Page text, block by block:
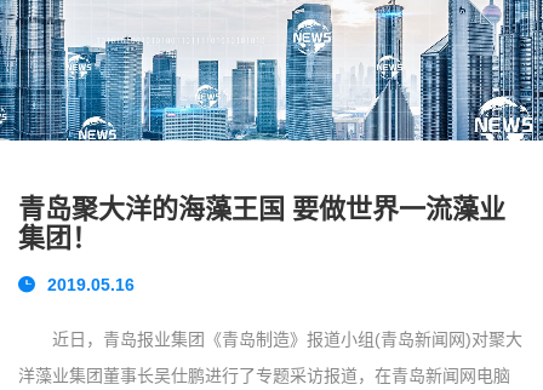
青岛聚大洋的海藻王国 要做世界一流藻业
集团！
2019.05.16
近日，青岛报业集团《青岛制造》报道小组(青岛新闻网)对聚大
洋藻业集团董事长吴仕鹏进行了专题采访报道，在青岛新闻网电脑